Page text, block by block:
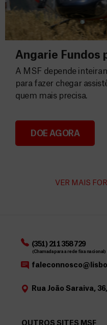
Angarie
Angarie Fundos
A MSF depende
para fazer chegar
quem mais precisa.
DOE AGORA
VER MAIS
(351) 211 358 729
(Chamada para a rede fixa nacional)
Rua João Saraiva,
OUTROS SITES MSF